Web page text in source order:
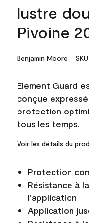
lustre
Pivoine
Benjamin Moore
Element Guard
conçue
protection
tous les temps.
Voir les détails du
Protection
Résistance à
l'application
Application